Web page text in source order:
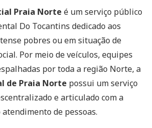
Praia Norte é um serviço público
Do Tocantins dedicado aos
pobres ou em situação de
Por meio de veículos, equipes
por toda a região Norte, a
de Praia Norte possui um serviço
e articulado com a
de pessoas.